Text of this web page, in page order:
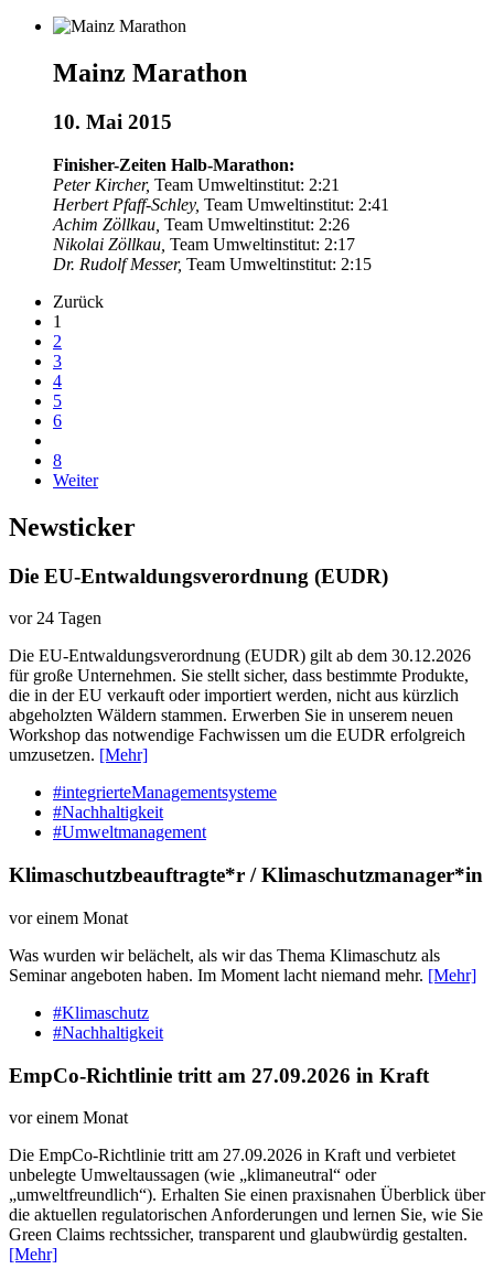
Mainz Marathon
10. Mai 2015
Finisher-Zeiten Halb-Marathon:
Peter Kircher, Team Umweltinstitut: 2:21
Herbert Pfaff-Schley, Team Umweltinstitut: 2:41
Achim Zöllkau, Team Umweltinstitut: 2:26
Nikolai Zöllkau, Team Umweltinstitut: 2:17
Dr. Rudolf Messer, Team Umweltinstitut: 2:15
Zurück
1
2
3
4
5
6
8
Weiter
Newsticker
Die EU-Entwaldungsverordnung (EUDR)
vor 24 Tagen
Die EU-Entwaldungsverordnung (EUDR) gilt ab dem 30.12.2026
für große Unternehmen. Sie stellt sicher, dass bestimmte Produkte,
die in der EU verkauft oder importiert werden, nicht aus kürzlich
abgeholzten Wäldern stammen. Erwerben Sie in unserem neuen
Workshop das notwendige Fachwissen um die EUDR erfolgreich
umzusetzen. [Mehr]
#integrierteManagementsysteme
#Nachhaltigkeit
#Umweltmanagement
Klimaschutzbeauftragte*r / Klimaschutzmanager*in
vor einem Monat
Was wurden wir belächelt, als wir das Thema Klimaschutz als
Seminar angeboten haben. Im Moment lacht niemand mehr. [Mehr]
#Klimaschutz
#Nachhaltigkeit
EmpCo-Richtlinie tritt am 27.09.2026 in Kraft
vor einem Monat
Die EmpCo-Richtlinie tritt am 27.09.2026 in Kraft und verbietet
unbelegte Umweltaussagen (wie „klimaneutral“ oder
„umweltfreundlich“). Erhalten Sie einen praxisnahen Überblick über
die aktuellen regulatorischen Anforderungen und lernen Sie, wie Sie
Green Claims rechtssicher, transparent und glaubwürdig gestalten.
[Mehr]